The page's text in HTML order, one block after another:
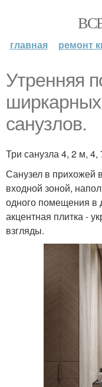
главная ремонт
Утренняя
санузлов.
Три санузла 4, 2 м,
Санузел в прихожей
входной зоной,
одного помещения в
акцентная плитка -
взгляды.